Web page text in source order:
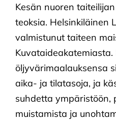
Kesän nuoren
teoksia. Helsinkiläinen
valmistunut taiteen
öljyvärimaalauksensa
aika- ja tilatasoja, ja
suhdetta ympäristöön,
muistamista ja